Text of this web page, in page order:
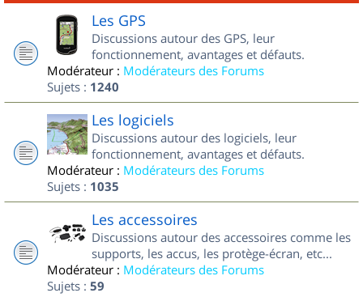
Les GPS
Discussions autour des GPS, leur
fonctionnement, avantages et défauts.
Modérateur : Modérateurs des Forums
Sujets : 1240
Les logiciels
Discussions autour des logiciels, leur
fonctionnement, avantages et défauts.
Modérateur : Modérateurs des Forums
Sujets : 1035
Les accessoires
Discussions autour des accessoires comme les
supports, les accus, les protège-écran, etc...
Modérateur : Modérateurs des Forums
Sujets : 59